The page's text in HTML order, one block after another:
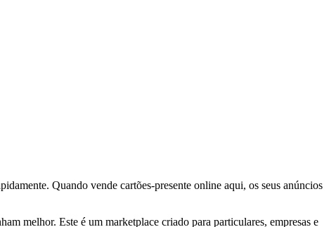
Quando vende cartões-presente online aqui, os seus anúncios
melhor. Este é um marketplace criado para particulares, empresas e